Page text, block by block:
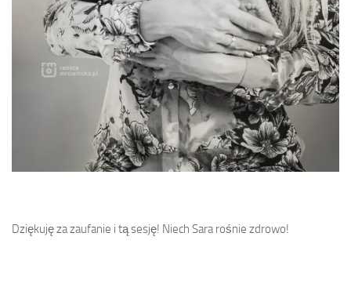
Dziękuję za zaufanie i tą sesję! Niech Sara rośnie zdrowo!